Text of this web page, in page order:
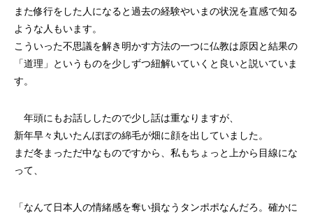
また修行をした人になると過去の経験やいまの状況を直感で知る
ような人もいます。
こういった不思議を解き明かす方法の一つに仏教は原因と結果の
「道理」というものを少しずつ紐解いていくと良いと説いていま
す。
年頭にもお話ししたので少し話は重なりますが、
新年早々丸いたんぽぽの綿毛が畑に顔を出していました。
まだ冬まっただ中なものですから、私もちょっと上から目線にな
って、
「なんて日本人の情緒感を奪い損なうタンポポなんだろ。確かに